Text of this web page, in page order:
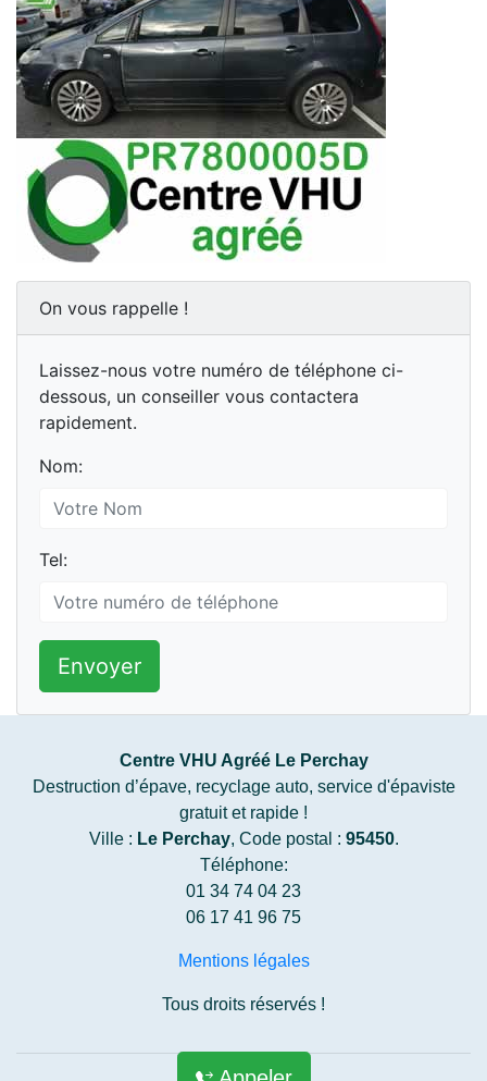
On vous rappelle !
Laissez-nous votre numéro de téléphone ci-
dessous, un conseiller vous contactera
rapidement.
Nom:
Tel:
Envoyer
Centre VHU Agréé Le Perchay
Destruction d’épave, recyclage auto, service d'épaviste
gratuit et rapide !
Ville : Le Perchay, Code postal : 95450.
Téléphone:
01 34 74 04 23
06 17 41 96 75
Mentions légales
Tous droits réservés !